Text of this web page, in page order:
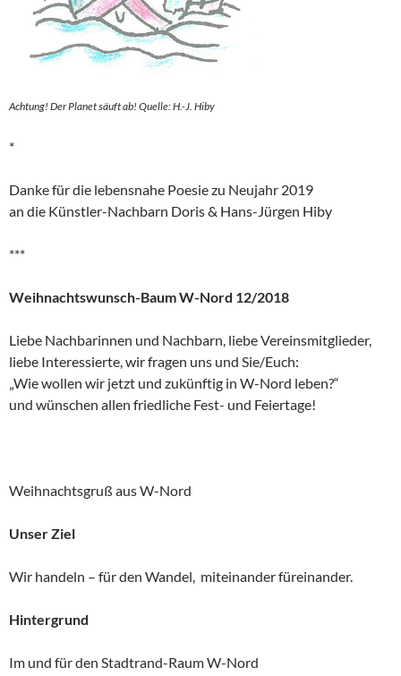
Achtung! Der Planet säuft ab! Quelle: H.-J. Hiby
*
Danke für die lebensnahe Poesie zu Neujahr 2019
an die Künstler-Nachbarn Doris & Hans-Jürgen Hiby
***
Weihnachtswunsch-Baum W-Nord 12/2018
Liebe Nachbarinnen und Nachbarn, liebe Vereinsmitglieder,
liebe Interessierte, wir fragen uns und Sie/Euch:
„Wie wollen wir jetzt und zukünftig in W-Nord leben?“
und wünschen allen friedliche Fest- und Feiertage!
Weihnachtsgruß aus W-Nord
Unser Ziel
Wir handeln – für den Wandel, miteinander füreinander.
Hintergrund
Im und für den Stadtrand-Raum W-Nord